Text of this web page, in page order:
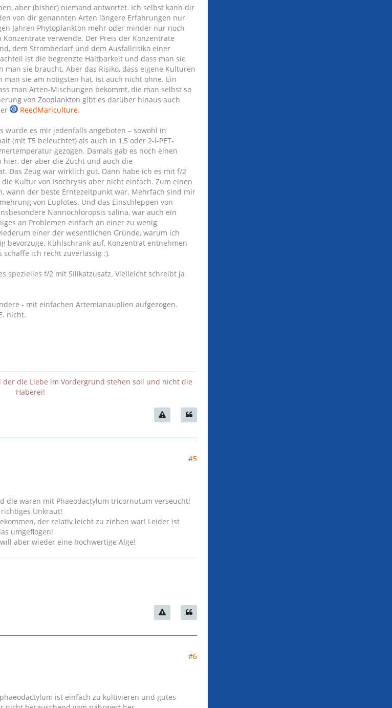
aber (bisher) niemand antwortet. Ich selbst kann dir
von dir genannten Arten längere Erfahrungen nur
Jahren Phytoplankton mehr oder minder nur noch
verwende. Der Preis der Konzentrate
dem Strombedarf und dem Ausfallrisiko einer
ist die begrenzte Haltbarkeit und dass man sie
sie braucht. Aber das Risiko, dass eigene Kulturen
sie am nötigsten hat, ist auch nicht ohne. Ein
man Arten-Mischungen bekommt, die man selbst so
von Zooplankton gibt es darüber hinaus auch
ReedMariculture.
wurde es mir jedenfalls angeboten – sowohl in
(mit T5 beleuchtet) als auch in 1,5 oder 2-l-PET-
gezogen. Damals gab es noch einen
hier, der aber die Zucht und auch die
Das Zeug war wirklich gut. Dann habe ich es mit f/2
Kultur von Isochrysis aber nicht einfach. Zum einen
wann der beste Erntezeitpunkt war. Mehrfach sind mir
von Euplotes. Und das Einschleppen von
Nannochloropsis salina, war auch ein
an Problemen einfach an einer zu wenig
einer der wesentlichen Gründe, warum ich
bevorzuge. Kühlschrank auf, Konzentrat entnehmen
ich recht zuverlässig :).
spezielles f/2 mit Silikatzusatz. Vielleicht schreibt ja
- mit einfachen Artemianauplien aufgezogen.
nicht.
die Liebe im Vordergrund stehen soll und nicht die
Haberei!
#5
die waren mit Phaeodactylum tricornutum verseucht!
Unkraut!
der relativ leicht zu ziehen war! Leider ist
umgeflogen!
aber wieder eine hochwertige Alge!
#6
ist einfach zu kultivieren und gutes